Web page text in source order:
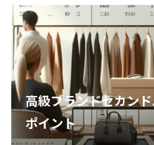
高級ブランドセカン
ポイント